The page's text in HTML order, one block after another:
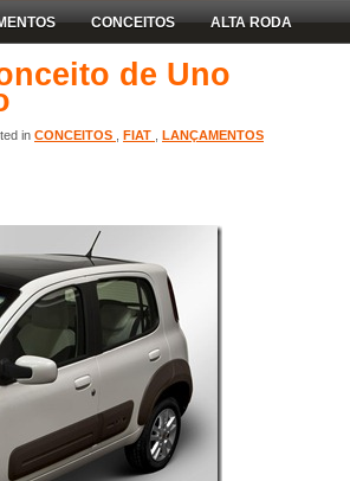
CONCEITOS ALTA RODA
de Uno
in CONCEITOS FIAT LANÇAMENTOS